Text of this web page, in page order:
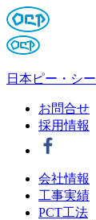
日本ピー・シ
お問合せ
採用情報
会社情報
工事実績
PCT工法